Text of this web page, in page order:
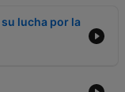
lucha por la